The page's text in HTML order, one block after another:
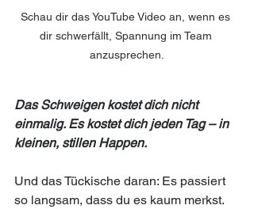
Schau dir das YouTube Video an, wenn es
dir schwerfällt, Spannung im Team
anzusprechen.
Das Schweigen kostet dich nicht
einmalig. Es kostet dich jeden Tag – in
kleinen, stillen Happen.
Und das Tückische daran: Es passiert
so langsam, dass du es kaum merkst.